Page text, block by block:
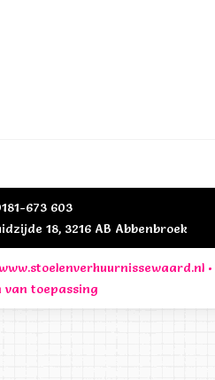
673 603
18, 3216 AB Abbenbroek
•
van toepassing